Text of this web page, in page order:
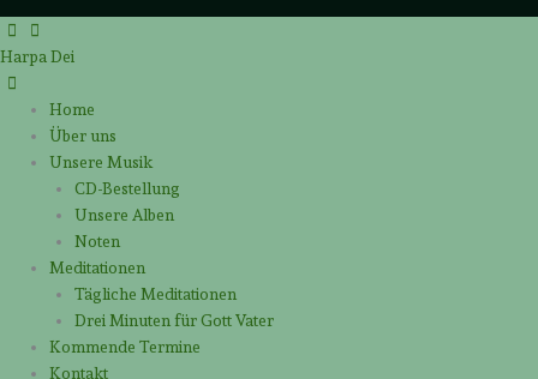
Harpa Dei
Home
Über uns
Unsere Musik
CD-Bestellung
Unsere Alben
Noten
Meditationen
Tägliche Meditationen
Drei Minuten für Gott Vater
Kommende Termine
Kontakt